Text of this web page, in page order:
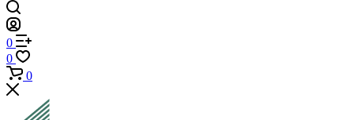
0
0
0